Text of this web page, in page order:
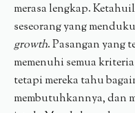
merasa lengkap.
seseorang yang
growth. Pasangan yang
memenuhi semua
tetapi mereka tahu
membutuhkannya, dan